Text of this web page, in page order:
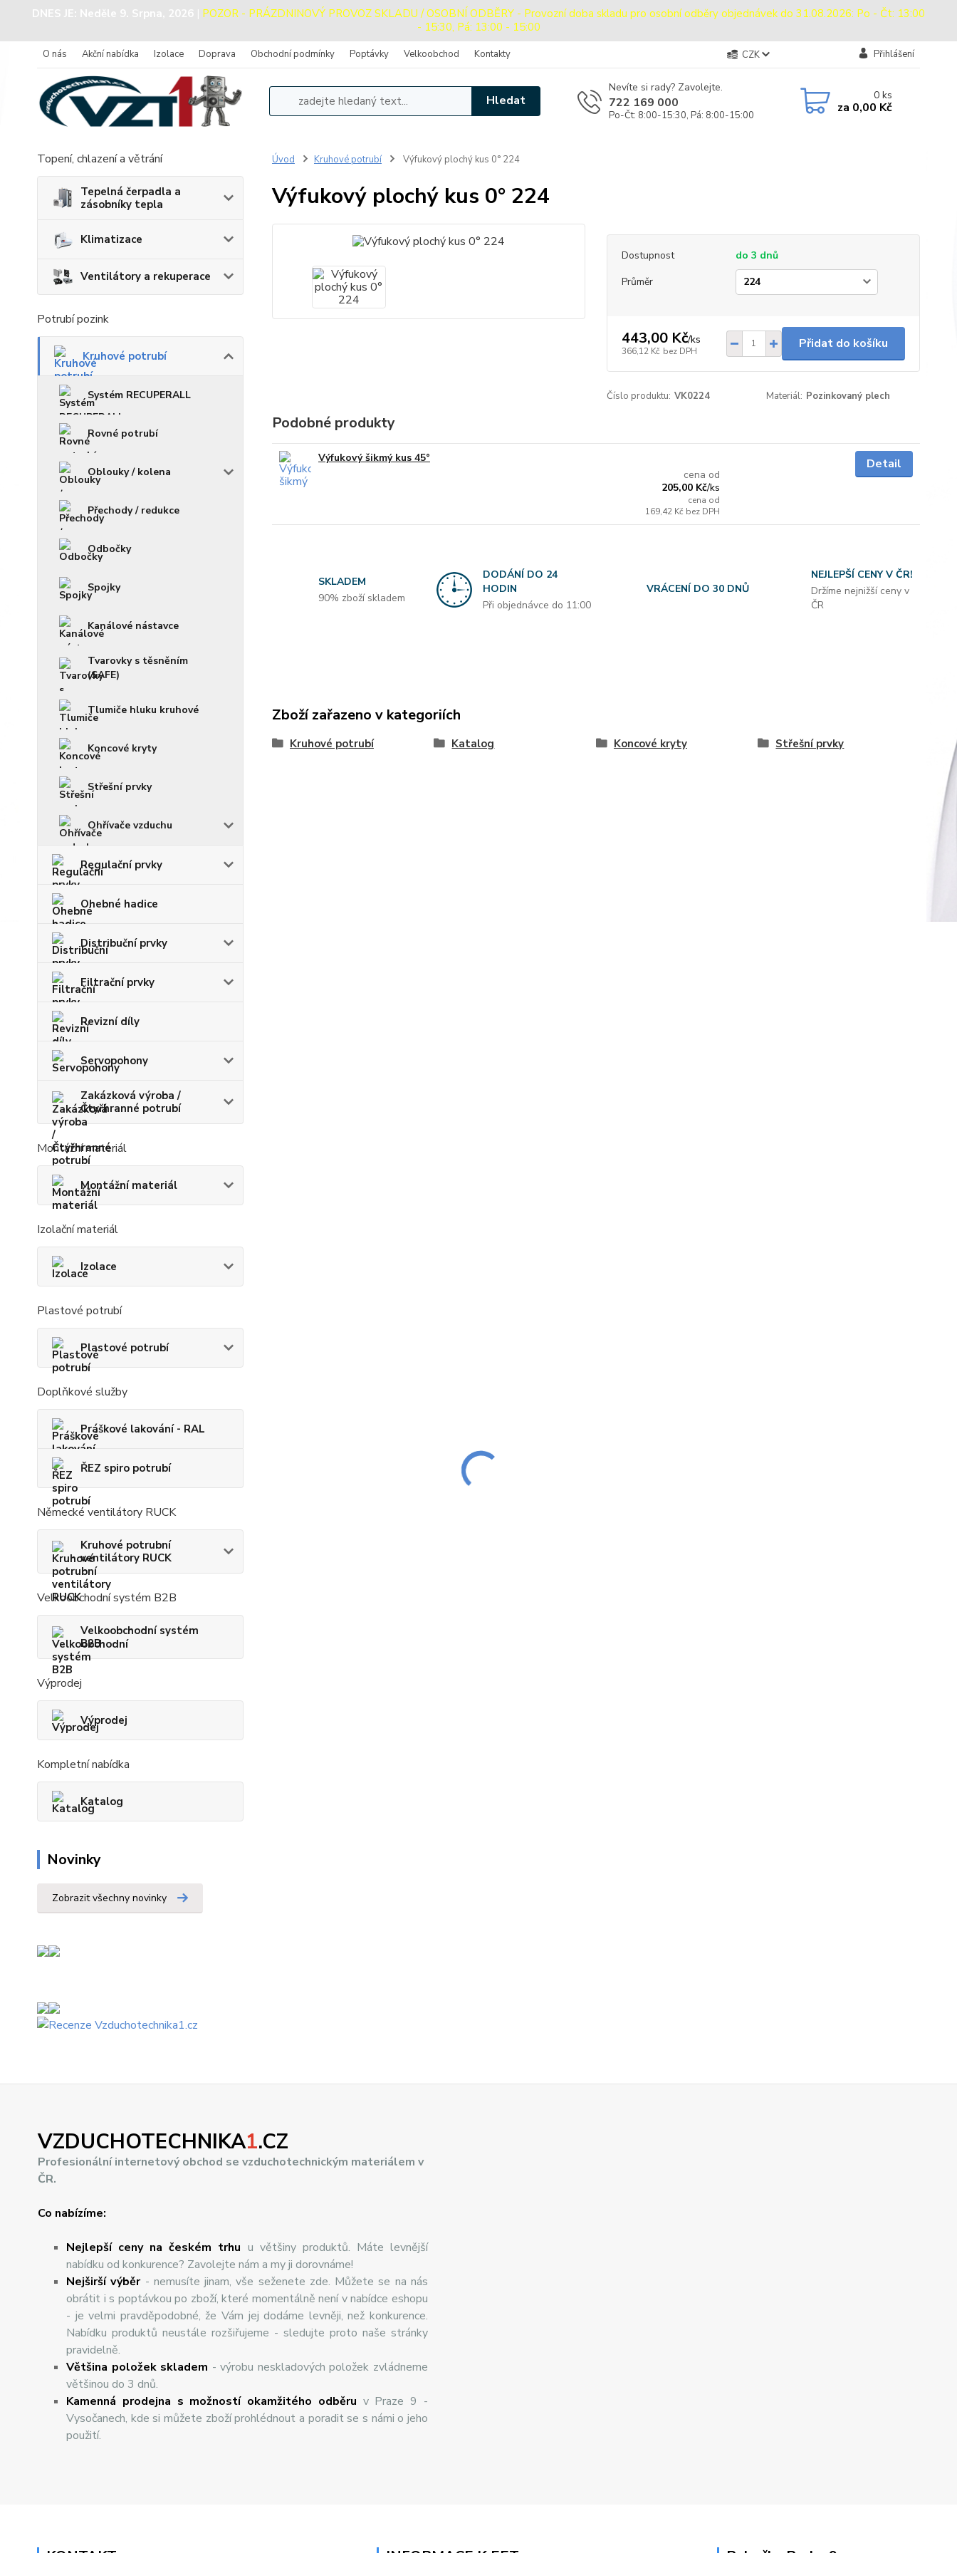
DNES JE: Neděle 9. Srpna, 2026 | POZOR - PRÁZDNINOVÝ PROVOZ SKLADU / OSOBNÍ ODBĚRY - Provozní doba skladu pro osobní odběry objednávek do 31.08.2026: Po - Čt: 13:00
- 15:30, Pá: 13:00 - 15:00
O nás Akční nabídka Izolace Doprava Obchodní podmínky Poptávky Velkoobchod Kontakty CZK Přihlášení
Hledat
Nevíte si rady? Zavolejte.
722 169 000
Po-Čt: 8:00-15:30, Pá: 8:00-15:00
0ks
za 0,00 Kč
Topení, chlazení a větrání
Tepelná čerpadla a
zásobníky tepla
Klimatizace
Ventilátory a rekuperace
Potrubí pozink
Kruhové potrubí
Systém RECUPERALL
Rovné potrubí
Oblouky / kolena
Přechody / redukce
Odbočky
Spojky
Kanálové nástavce
Tvarovky s těsněním
(SAFE)
Tlumiče hluku kruhové
Koncové kryty
Střešní prvky
Ohřívače vzduchu
Regulační prvky
Ohebné hadice
Distribuční prvky
Filtrační prvky
Revizní díly
Servopohony
Zakázková výroba /
Čtyřhranné potrubí
Montážní materiál
Montážní materiál
Izolační materiál
Izolace
Plastové potrubí
Plastové potrubí
Doplňkové služby
Práškové lakování - RAL
ŘEZ spiro potrubí
Německé ventilátory RUCK
Kruhové potrubní
ventilátory RUCK
Velkoobchodní systém B2B
Velkoobchodní systém
B2B
Výprodej
Výprodej
Kompletní nabídka
Katalog
Novinky
Zobrazit všechny novinky
Úvod Kruhové potrubí Výfukový plochý kus 0° 224
Výfukový plochý kus 0° 224
Dostupnost
do 3 dnů
Průměr
443,00 Kč/ks
366,12 Kč bez DPH
Přidat do košíku
Číslo produktu: VK0224 Materiál: Pozinkovaný plech
Podobné produkty
Výfukový šikmý kus 45°
cena od
205,00 Kč/ks
cena od
169,42 Kč bez DPH
Detail
SKLADEM
90% zboží skladem
DODÁNÍ DO 24
HODIN
Při objednávce do 11:00
VRÁCENÍ DO 30 DNŮ
NEJLEPŠÍ CENY V ČR!
Držíme nejnižší ceny v
ČR
Zboží zařazeno v kategoriích
Kruhové potrubí Katalog Koncové kryty Střešní prvky
VZDUCHOTECHNIKA1.CZ
Profesionální internetový obchod se vzduchotechnickým materiálem v
ČR.
Co nabízíme:
Nejlepší ceny na českém trhu u většiny produktů. Máte levnější
nabídku od konkurence? Zavolejte nám a my ji dorovnáme!
Nejširšívýběr- nemusíte jinam, vše seženete zde. Můžete se na nás
obrátit i s poptávkou po zboží, které momentálně není v nabídce eshopu
- je velmi pravděpodobné, že Vám jej dodáme levněji, než konkurence.
Nabídku produktů neustále rozšiřujeme - sledujte proto naše stránky
pravidelně.
Většina položek skladem - výrobu neskladových položek zvládneme
většinou do 3 dnů.
Kamenná prodejna s možností okamžitého odběru v Praze 9 -
Vysočanech, kde si můžete zboží prohlédnout a poradit se s námi o jeho
použití.